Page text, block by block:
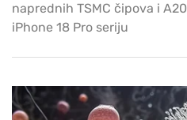
naprednih TSMC čipova i
iPhone 18 Pro seriju